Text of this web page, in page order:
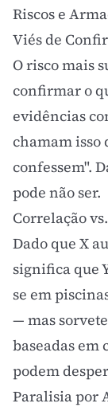
Riscos e
Viés de
O risco mais
confirmar o
evidências
chamam isso
confessem".
pode não ser.
Correlação
Dado que X
significa que
se em
— mas
baseadas
podem
Paralisia por